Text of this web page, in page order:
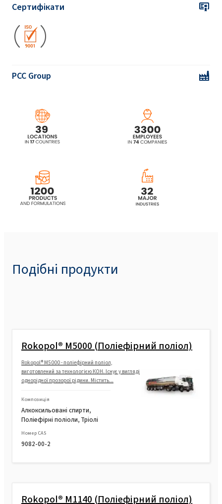
Сертифікати
PCC Group
Подібні продукти
Rokopol® M5000 (Поліефірний поліол)
Rokopol® M5000 - поліефірний поліол,
виготовлений за технологією КОН. Існує у вигляді
однорідної прозорої рідини. Містить...
Композиція
Алкоксильовані спирти,
Поліефірні поліоли, Тріолі
Номер CAS
9082-00-2
Rokopol® M1140 (Поліефірний поліол)